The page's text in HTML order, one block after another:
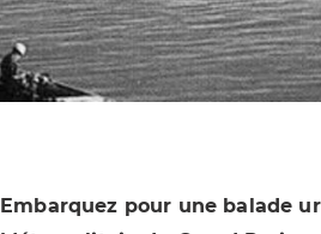
Embarquez pour une balade